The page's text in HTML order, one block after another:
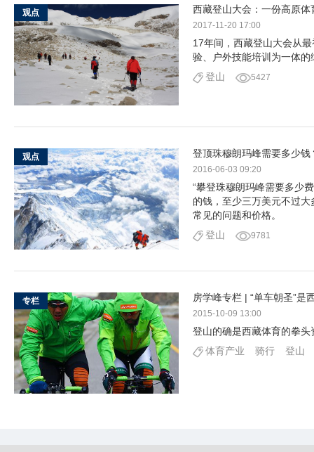
西藏登山大会：一份高原体
2017-11-20 17:00
17年间，西藏登山大会从
验、户外技能培训为一体
登山
5427
观点
登顶珠穆朗玛峰需要多少钱
2016-06-03 09:20
“攀登珠穆朗玛峰需要多少
的钱，至少三万美元不过
常见的问题和价格。
登山
9781
观点
房学峰专栏 | “单车朝圣”是
2015-10-09 13:00
登山的确是西藏体育的拳头
体育产业
骑行 登山
专栏